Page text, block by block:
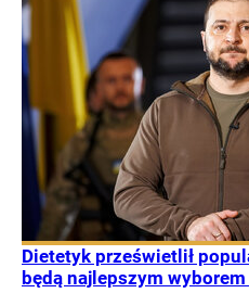
Dietetyk prześwietlił
będą najlepszym